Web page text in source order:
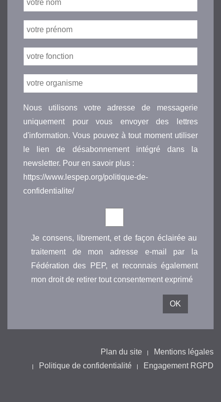
Nous utilisons votre adresse de messagerie
uniquement pour vous envoyer des lettres
d'information. Vous pouvez à tout moment utiliser
le lien de désabonnement intégré dans la
newsletter. Pour en savoir plus :
https://www.lespep.org/politique-de-
confidentialite/
Je consens, librement, et de façon éclairée au
traitement de mon adresse e-mail par la
Fédération des PEP, et reconnais également
mon droit de retirer tout consentement exprimé
Plan du site
Mentions légales
Politique de confidentialité
Engagement RGPD